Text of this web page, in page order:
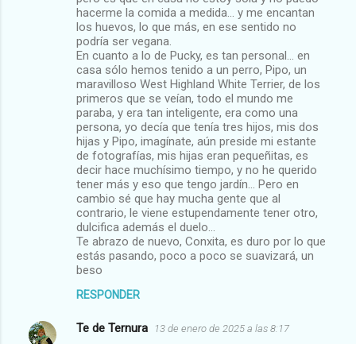
hacerme la comida a medida... y me encantan
los huevos, lo que más, en ese sentido no
podría ser vegana.
En cuanto a lo de Pucky, es tan personal... en
casa sólo hemos tenido a un perro, Pipo, un
maravilloso West Highland White Terrier, de los
primeros que se veían, todo el mundo me
paraba, y era tan inteligente, era como una
persona, yo decía que tenía tres hijos, mis dos
hijas y Pipo, imagínate, aún preside mi estante
de fotografías, mis hijas eran pequeñitas, es
decir hace muchísimo tiempo, y no he querido
tener más y eso que tengo jardín... Pero en
cambio sé que hay mucha gente que al
contrario, le viene estupendamente tener otro,
dulcifica además el duelo...
Te abrazo de nuevo, Conxita, es duro por lo que
estás pasando, poco a poco se suavizará, un
beso
RESPONDER
Te de Ternura 13 de enero de 2025 a las 8:17